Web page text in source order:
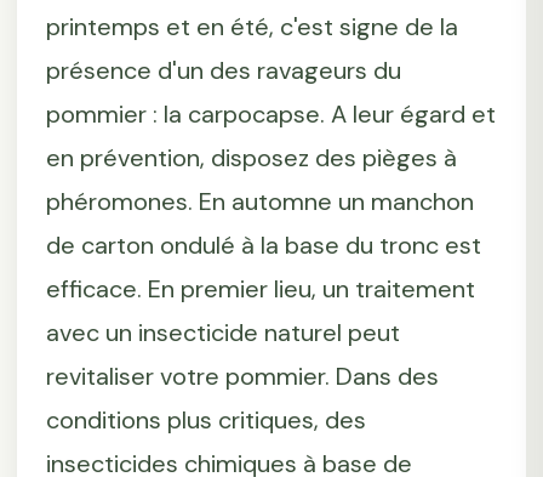
printemps et en été, c'est signe de la
présence d'un des ravageurs du
pommier : la carpocapse. A leur égard et
en prévention, disposez des pièges à
phéromones. En automne un manchon
de carton ondulé à la base du tronc est
efficace. En premier lieu, un traitement
avec un insecticide naturel peut
revitaliser votre pommier. Dans des
conditions plus critiques, des
insecticides chimiques à base de